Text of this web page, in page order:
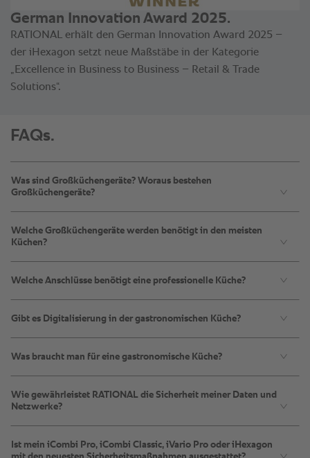
FAQs.
Was sind Großküchengeräte? Woraus bestehen
Großküchengeräte?
Welche Großküchengeräte werden benötigt in den meisten
Küchen?
Welche Anschlüsse benötigt eine professionelle Küche?
Gibt es Digitalisierung in der gastronomischen Küche?
Was braucht man für eine gastronomische Küche?
Wie gewährleistet RATIONAL die Sicherheit meiner Daten und
Netzwerke?
Ist mein iCombi Pro, iCombi Classic, iVario Pro oder iHexagon